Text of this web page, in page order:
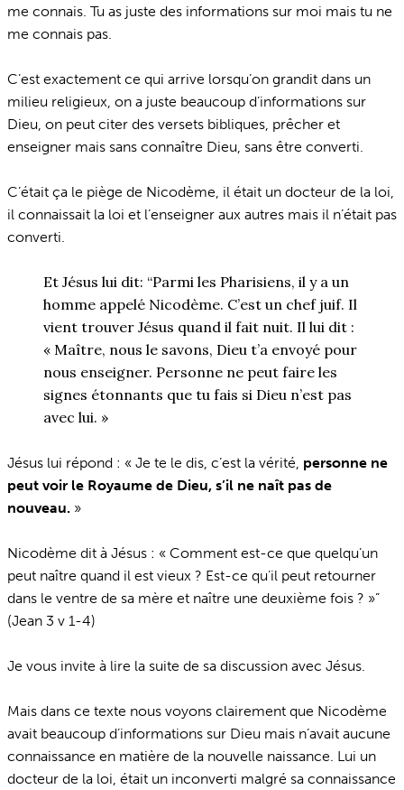
me connais. Tu as juste des informations sur moi mais tu ne
me connais pas.
C’est exactement ce qui arrive lorsqu’on grandit dans un
milieu religieux, on a juste beaucoup d’informations sur
Dieu, on peut citer des versets bibliques, prêcher et
enseigner mais sans connaître Dieu, sans être converti.
C’était ça le piège de Nicodème, il était un docteur de la loi,
il connaissait la loi et l’enseigner aux autres mais il n’était pas
converti.
Et Jésus lui dit: “Parmi les Pharisiens, il y a un
homme appelé Nicodème. C’est un chef juif. Il
vient trouver Jésus quand il fait nuit. Il lui dit :
« Maître, nous le savons, Dieu t’a envoyé pour
nous enseigner. Personne ne peut faire les
signes étonnants que tu fais si Dieu n’est pas
avec lui. »
Jésus lui répond : « Je te le dis, c’est la vérité, personne ne
peut voir le Royaume de Dieu, s’il ne naît pas de
nouveau. »
Nicodème dit à Jésus : « Comment est-ce que quelqu’un
peut naître quand il est vieux ? Est-ce qu’il peut retourner
dans le ventre de sa mère et naître une deuxième fois ? »”
(Jean 3 v 1-4)
Je vous invite à lire la suite de sa discussion avec Jésus.
Mais dans ce texte nous voyons clairement que Nicodème
avait beaucoup d’informations sur Dieu mais n’avait aucune
connaissance en matière de la nouvelle naissance. Lui un
docteur de la loi, était un inconverti malgré sa connaissance